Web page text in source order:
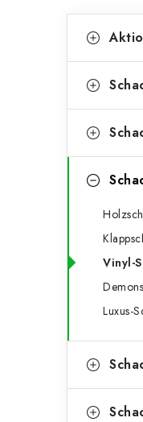
e
t
e
i
t
überspringen
a
e
o
n
Vinyl-
Luxus-